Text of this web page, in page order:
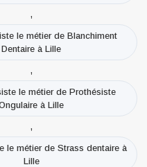
,
le métier de Blanchiment
Dentaire à Lille
,
le métier de Prothésiste
à Lille
,
le métier de Strass dentaire à
Lille